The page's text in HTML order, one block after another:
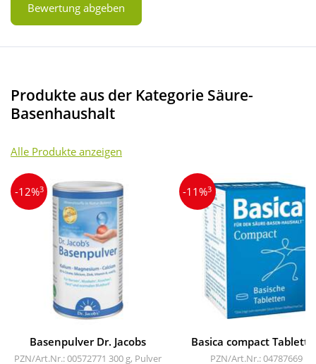
Bewertung abgeben
Produkte aus der Kategorie Säure-
Basenhaushalt
Alle Produkte anzeigen
-12%3
Basenpulver Dr. Jacobs
PZN/Art.Nr.: 00572771 300 g, Pulver
-11%3
Basica compact
PZN/Art.Nr.: 04787669